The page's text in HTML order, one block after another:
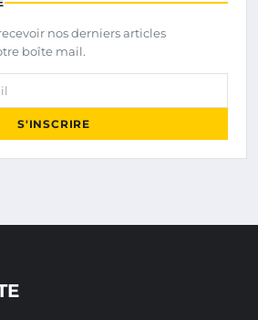
nos derniers articles
boîte mail.
S'INSCRIRE